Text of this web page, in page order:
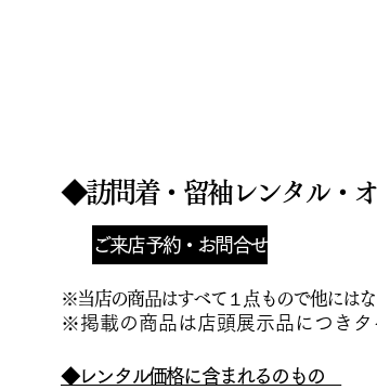
◆訪問着・留袖​レンタル・
※当店の商品はすべて１点もので他には
​※掲載の商品は店頭展示品につきタ
◆レンタル価格に含まれるのもの
ご来店予約・お問合せ